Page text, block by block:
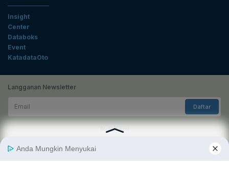
Insight
Center
Databoks
Event
KatadataOto
Langganan Newsletter
Daftar
Ikuti Kami